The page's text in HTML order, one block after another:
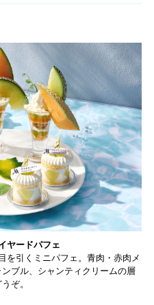
ヤードパフェ
を引くミニパフェ。青肉・赤肉メ
ブル、シャンティクリームの層
ぞ。